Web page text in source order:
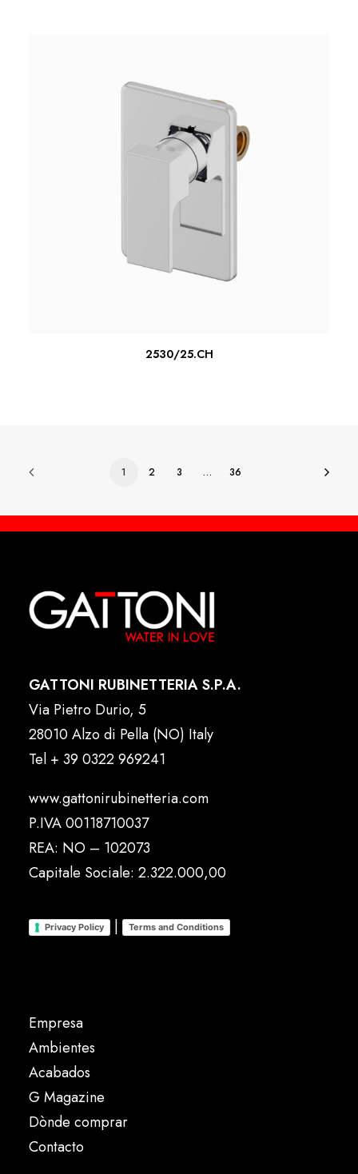
LEER MÁS
2530/25.CH
1 2 3 … 36
GATTONI RUBINETTERIA S.P.A.
Via Pietro Durio, 5
28010 Alzo di Pella (NO) Italy
Tel + 39 0322 969241
www.gattonirubinetteria.com
P.IVA 00118710037
REA: NO – 102073
Capitale Sociale: 2.322.000,00
Privacy Policy | Terms and Conditions
Empresa
Ambientes
Acabados
G Magazine
Dònde comprar
Contacto